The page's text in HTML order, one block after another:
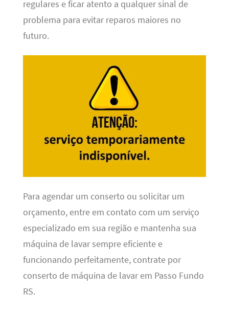
regulares e ficar atento a qualquer sinal de
problema para evitar reparos maiores no
futuro.
Para agendar um conserto ou solicitar um
orçamento, entre em contato com um serviço
especializado em sua região e mantenha sua
máquina de lavar sempre eficiente e
funcionando perfeitamente, contrate por
conserto de máquina de lavar em Passo Fundo
RS.